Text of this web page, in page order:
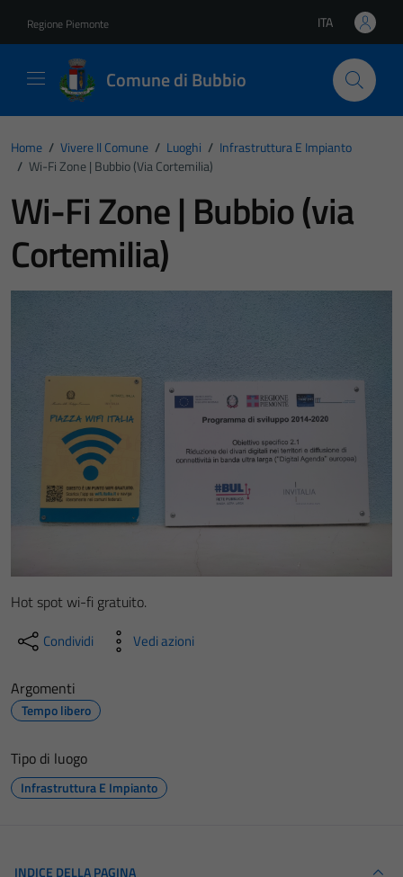
Regione Piemonte Lingua attiva:
ITA
Comune di Bubbio
Home / Vivere Il Comune / Luoghi / Infrastruttura E Impianto
/ Wi-Fi Zone | Bubbio (via Cortemilia)
Wi-Fi Zone | Bubbio (via
Cortemilia)
Hot spot wi-fi gratuito.
Condividi Vedi azioni
Argomenti
Tempo libero
Tipo di luogo
Infrastruttura E Impianto
INDICE DELLA PAGINA